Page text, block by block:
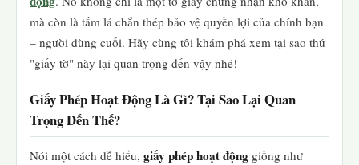
mà còn là tấm lá chắn thép bảo vệ quyền lợi của chính bạn
– người dùng cuối. Hãy cùng tôi khám phá xem tại sao thứ
"giấy tờ" này lại quan trọng đến vậy nhé!
Giấy Phép Hoạt Động Là Gì? Tại Sao Lại Quan
Trọng Đến Thế?
Nói một cách dễ hiểu, giấy phép hoạt động giống như